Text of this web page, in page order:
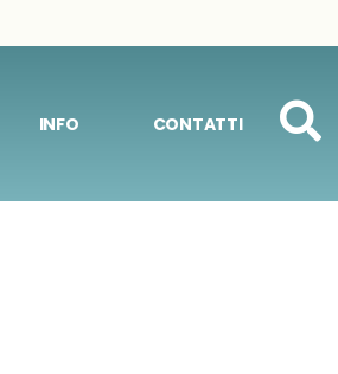
INFO CONTATTI